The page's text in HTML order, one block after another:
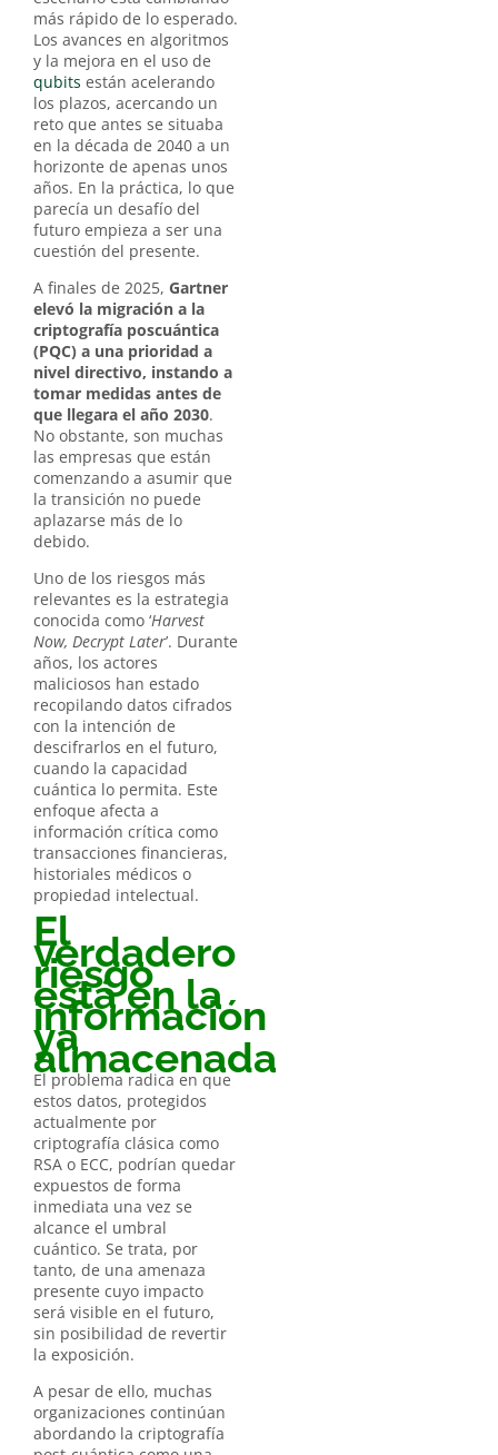
más rápido de lo esperado.
Los avances en algoritmos
y la mejora en el uso de
qubits están acelerando
los plazos, acercando un
reto que antes se situaba
en la década de 2040 a un
horizonte de apenas unos
años. En la práctica, lo que
parecía un desafío del
futuro empieza a ser una
cuestión del presente.
A finales de 2025, Gartner
elevó la migración a la
criptografía poscuántica
(PQC) a una prioridad a
nivel directivo, instando a
tomar medidas antes de
que llegara el año 2030.
No obstante, son muchas
las empresas que están
comenzando a asumir que
la transición no puede
aplazarse más de lo
debido.
Uno de los riesgos más
relevantes es la estrategia
conocida como ‘Harvest
Now, Decrypt Later’. Durante
años, los actores
maliciosos han estado
recopilando datos cifrados
con la intención de
descifrarlos en el futuro,
cuando la capacidad
cuántica lo permita. Este
enfoque afecta a
información crítica como
transacciones financieras,
historiales médicos o
propiedad intelectual.
El
verdadero
riesgo
está en la
información
ya
almacenada
El problema radica en que
estos datos, protegidos
actualmente por
criptografía clásica como
RSA o ECC, podrían quedar
expuestos de forma
inmediata una vez se
alcance el umbral
cuántico. Se trata, por
tanto, de una amenaza
presente cuyo impacto
será visible en el futuro,
sin posibilidad de revertir
la exposición.
A pesar de ello, muchas
organizaciones continúan
abordando la criptografía